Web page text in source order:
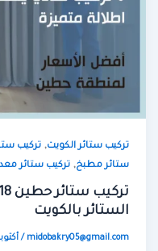
تركيب ستائر الكويت,تركيب ستائر
ستائر مطبخ,تركيب ستائر معدنية
الستائر بالكويت
midobakry05@gmail.com
/أكتوبر 21, 2025